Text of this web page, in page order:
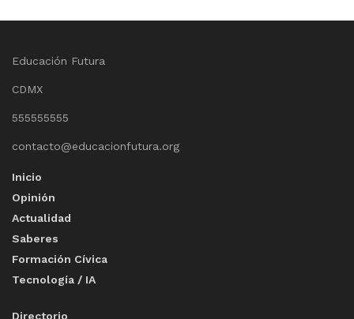
Educación Futura
CDMX
555555555
contacto@educacionfutura.org
Inicio
Opinión
Actualidad
Saberes
Formación Cívica
Tecnología / IA
Directorio